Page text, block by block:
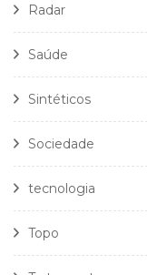
Radar
Saúde
Sintéticos
Sociedade
tecnologia
Topo